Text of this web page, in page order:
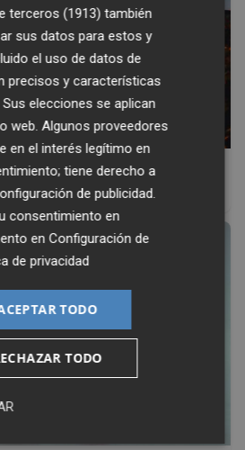
destino para 2026
terceros (1913) también
sus datos para estos y
el uso de datos de
precisos y características
elecciones se aplican
web. Algunos proveedores
en el interés legítimo en
tiene derecho a
de publicidad.
consentimiento en
enConfiguración de
de privacidad
TODO
TODO